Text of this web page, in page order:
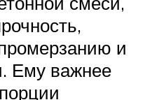
и
Ему важнее